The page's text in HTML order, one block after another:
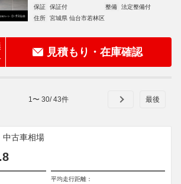
保証
保証付 整備
法定整備付
住所
宮城県 仙台市若林区
見積もり・在庫確認
1 〜 30/43件
中古車相場
平均走行距離：